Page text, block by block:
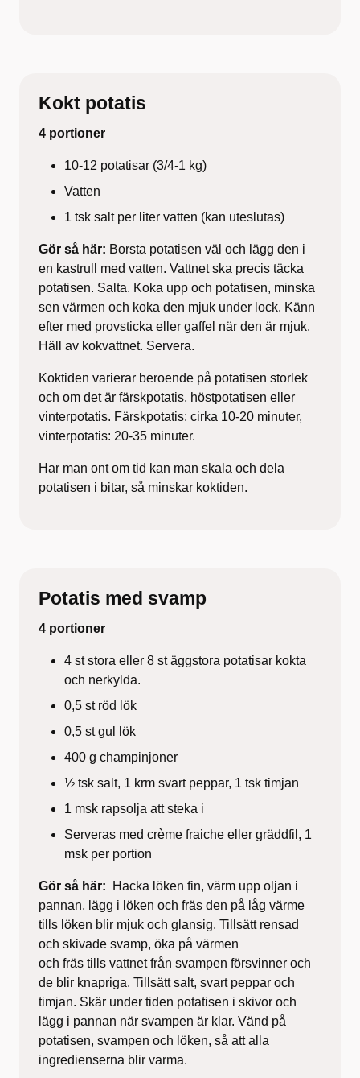
Kokt potatis
4 portioner
10-12 potatisar (3/4-1 kg)
Vatten
1 tsk salt per liter vatten (kan uteslutas)
Gör så här: Borsta potatisen väl och lägg den i
en kastrull med vatten. Vattnet ska precis täcka
potatisen. Salta. Koka upp och potatisen, minska
sen värmen och koka den mjuk under lock. Känn
efter med provsticka eller gaffel när den är mjuk.
Häll av kokvattnet. Servera.
Koktiden varierar beroende på potatisen storlek
och om det är färskpotatis, höstpotatisen eller
vinterpotatis. Färskpotatis: cirka 10-20 minuter,
vinterpotatis: 20-35 minuter.
Har man ont om tid kan man skala och dela
potatisen i bitar, så minskar koktiden.
Potatis med svamp
4 portioner
4 st stora eller 8 st äggstora potatisar kokta
och nerkylda.
0,5 st röd lök
0,5 st gul lök
400 g champinjoner
½ tsk salt, 1 krm svart peppar, 1 tsk timjan
1 msk rapsolja att steka i
Serveras med crème fraiche eller gräddfil, 1
msk per portion
Gör så här:
Hacka löken fin, värm upp oljan i
pannan, lägg i löken och fräs den på låg värme
tills löken blir mjuk och glansig. Tillsätt rensad
och skivade svamp, öka på värmen
och fräs tills vattnet från svampen försvinner och
de blir knapriga. Tillsätt salt, svart peppar och
timjan. Skär under tiden potatisen i skivor och
lägg i pannan när svampen är klar. Vänd på
potatisen, svampen och löken, så att alla
ingredienserna blir varma.